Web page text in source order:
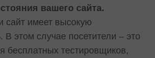
вашего сайта.
сайт имеет высокую
В этом случае посетители – это
бесплатных тестировщиков,